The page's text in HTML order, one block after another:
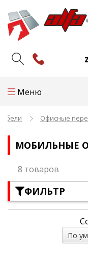
Меню
Офисные
МОБИЛЬНЫЕ
8 товаров
ФИЛЬТР
По